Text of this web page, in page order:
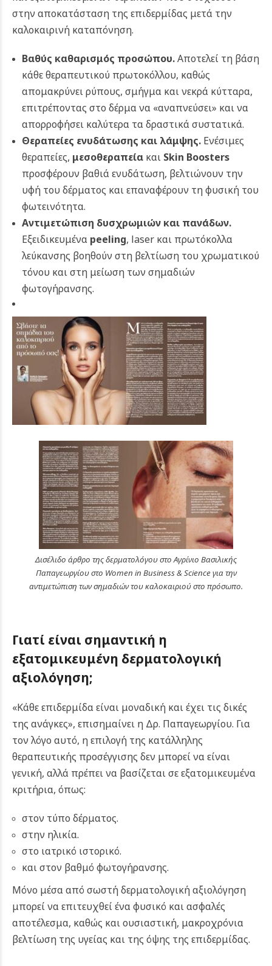
στην αποκατάσταση της επιδερμίδας μετά την
καλοκαιρινή καταπόνηση.
Βαθύς καθαρισμός προσώπου.Αποτελεί τη βάση
κάθε θεραπευτικού πρωτοκόλλου, καθώς
απομακρύνει ρύπους, σμήγμα και νεκρά κύτταρα,
επιτρέποντας στο δέρμα να «αναπνεύσει» και να
απορροφήσει καλύτερα τα δραστικά συστατικά.
Θεραπείες ενυδάτωσης και λάμψης.Ενέσιμες
θεραπείες, μεσοθεραπείακαι Skin Boosters
προσφέρουν βαθιά ενυδάτωση, βελτιώνουν την
υφή του δέρματος και επαναφέρουν τη φυσική του
φωτεινότητα.
Αντιμετώπιση δυσχρωμιών και πανάδων.
Εξειδικευμένα peeling, laser και πρωτόκολλα
λεύκανσης βοηθούν στη βελτίωση του χρωματικού
τόνου και στη μείωση των σημαδιών
φωτογήρανσης.
Δισέλιδο άρθρο της δερματολόγου στο Αγρίνιο Βασιλικής
Παπαγεωργίου στο Women in Business & Science για την
αντιμετώπιση των σημαδιών του καλοκαιριού στο πρόσωπο.
Γιατί είναι σημαντική η
εξατομικευμένη δερματολογική
αξιολόγηση;
«Κάθε επιδερμίδα είναι μοναδική και έχει τις δικές
της ανάγκες», επισημαίνει η Δρ. Παπαγεωργίου. Για
τον λόγο αυτό, η επιλογή της κατάλληλης
θεραπευτικής προσέγγισης δεν μπορεί να είναι
γενική, αλλά πρέπει να βασίζεται σε εξατομικευμένα
κριτήρια, όπως:
στον τύπο δέρματος.
στην ηλικία.
στο ιατρικό ιστορικό.
και στον βαθμό φωτογήρανσης.
Μόνο μέσα από σωστή δερματολογική αξιολόγηση
μπορεί να επιτευχθεί ένα φυσικό και ασφαλές
αποτέλεσμα, καθώς και ουσιαστική, μακροχρόνια
βελτίωση της υγείας και της όψης της επιδερμίδας.